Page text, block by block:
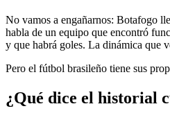
No vamos a engañarnos: Botafogo
habla de un equipo que encontró
y que habrá goles. La dinámica que
Pero el fútbol brasileño tiene sus
¿Qué dice el historial